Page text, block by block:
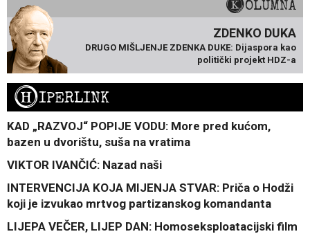
KOLUMNA
ZDENKO DUKA
DRUGO MIŠLJENJE ZDENKA DUKE: Dijaspora kao
politički projekt HDZ-a
HIPERLINK
KAD „RAZVOJ“ POPIJE VODU: More pred kućom,
bazen u dvorištu, suša na vratima
VIKTOR IVANČIĆ: Nazad naši
INTERVENCIJA KOJA MIJENJA STVAR: Priča o Hodži
koji je izvukao mrtvog partizanskog komandanta
LIJEPA VEČER, LIJEP DAN: Homoseksploatacijski film